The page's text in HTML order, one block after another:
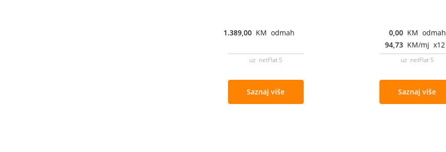
1.389,00 KM odmah
uz netFlat 5
Saznaj više
0,00 KM odmah
94,73 KM/mj x12
uz netFlat 5
Saznaj više